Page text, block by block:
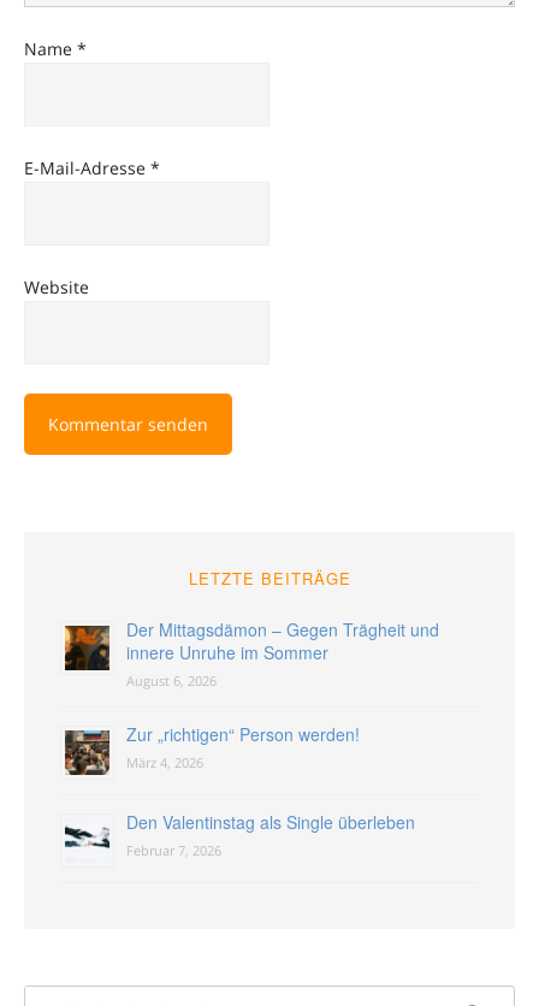
Name *
E-Mail-Adresse *
Website
LETZTE BEITRÄGE
Der Mittagsdämon – Gegen Trägheit und
innere Unruhe im Sommer
August 6, 2026
Zur „richtigen“ Person werden!
März 4, 2026
Den Valentinstag als Single überleben
Februar 7, 2026